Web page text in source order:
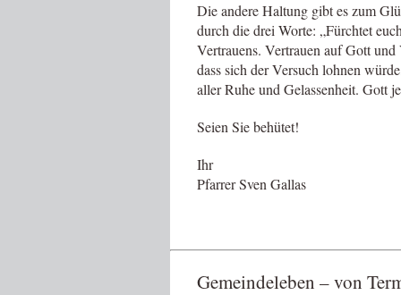
Die andere Haltung gibt es zum
durch die drei Worte: „Fürchtet
Vertrauens. Vertrauen auf Gott
dass sich der Versuch lohnen
aller Ruhe und Gelassenheit. Gott
Seien Sie behütet!
Ihr
Pfarrer Sven Gallas
Gemeindeleben – von